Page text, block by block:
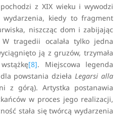
z XIX wieku i wywodzi
kiedy to fragment
niszcząc dom i zabijając
W tragedii ocalała tylko jedna
ją z gruzów, trzymała
[8]. Miejscowa legenda
powstania dziełaLegarsi alla
z górą). Artystka postanawia
w proces jego realizacji,
stała się twórcą wydarzenia